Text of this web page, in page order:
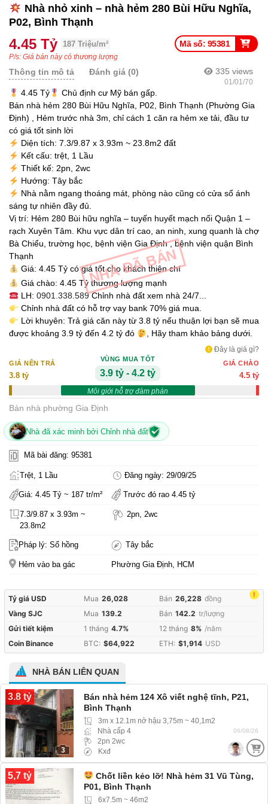
NHÀ ĐÃ BÁN
Nhà nhỏ xinh – nhà hẻm 280 Bùi Hữu Nghĩa,
P02, Bình Thạnh
Mã số: 95381
4.45 Tỷ 187 Triệu/m²
P/s: Giá bán này có thương lượng
335 views
01/01/70
Thông tin mô tả Đánh giá (0)
4.45 Tỷ
Chủ định cư Mỹ bán gấp.
Bán nhà hẻm 280 Bùi Hữu Nghĩa, P02, Bình Thạnh (Phường Gia
Định) , Hẻm trước nhà 3m, chỉ cách 1 căn ra hẻm xe tải, đầu tư
có giá tốt sinh lời
Diện tích: 7.3/9.87 x 3.93m ~ 23.8m2 đất
Kết cấu: trệt, 1 Lầu
Thiết kế: 2pn, 2wc
Hướng: Tây bắc
Nhà nằm ngang thoáng mát, phòng nào cũng có cửa sổ ánh
sáng tự nhiên đầy đủ.
Vị trí: Hẻm 280 Bùi hữu nghĩa – tuyến huyết mạch nối Quận 1 –
rạch Xuyên Tâm. Khu vực dân trí cao, an ninh, xung quanh là chợ
Bà Chiểu, trường học, bệnh viện Gia Định , bệnh viện quận Bình
Thạnh
Giá: 4.45 Tỷ có giá tốt cho khách thiện chí
Giá chào: 4.45 Tỷ thương lượng mạnh
LH: 0901.338.589Chỉnh nhà đất xem nhà 24/7...
Chỉnh nhà đất có hỗ trợ vay bank 70% giá mua.
Lời khuyên: Trả giá căn này từ 3.8 tỷ nếu thuận lợi bạn sẽ mua
được khoảng 3.9 tỷ đến 4.2 tỷ đó
, Hãy tham khảo bảng dưới.
Đây là giá gì?
GIÁ NÊN TRẢ
3.8 tỷ
VÙNG MUA TỐT
3.9 tỷ - 4.2 tỷ
Môi giới hỗ trợ đàm phán
GIÁ CHÀO
4.5 tỷ
Bán nhà phường Gia Định
Nhà đã xác minh bởi Chỉnh nhà đất
Mã bài đăng: 95381
Trệt, 1 Lầu Đăng ngày: 29/09/25
Giá: 4.45 Tỷ ~ 187 tr/m² Trước đó rao 4.45 tỷ
7.3/9.87 x 3.93m ~
23.8m2
2pn, 2wc
Pháp lý: Sổ hồng Tây bắc
Hẻm vào ba gác Phường Gia Định, HCM
!
Tỷ giá USD Mua 26,028 Bán 26,228 đồng
Vàng SJC
Mua 139.2 Bán 142.2 tr/lượng
Gửi tiết kiệm
1 tháng 4.7% 12 tháng 8% /năm
Coin Binance
BTC: $64,922 ETH: $1,914 USD
NHÀ BÁN LIÊN QUAN
3.8 tỷ
3
Bán nhà hẻm 124 Xô viết nghệ tĩnh, P21,
Bình Thạnh
3m x 12.1m nở hậu 3,75m ~ 40,1m2
Nhà cấp 4
2pn 2wc
Kxđ
06/08/26
5,7 tỷ
Chốt liền kẻo lỡ! Nhà hẻm 31 Vũ Tùng,
P01, Bình Thạnh
6x7.5m ~ 46m2